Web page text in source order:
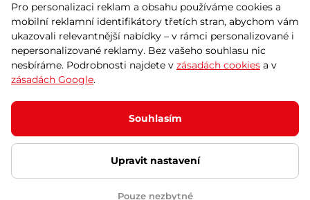
Půjčovna
obchodní podmínky
Kariéra
© 2026 SEVEN SPORT s.r.o Všechna práva vyhrazena
Podle zákona o evidenci tržeb je prodávající povinen vystavit
kupujícímu účtenku.
Zároveň je povinen zaevidovat přijatou tržbu u správce daně online; v
případě technického výpadku pak nejpozději do 48 hodin.
Ochrana osobních údajů Nastavení cookies Vnitřní oznamovací
systém Prohlášení přístupnosti
Pro personalizaci reklam a obsahu používáme cookies a
mobilní reklamní identifikátory třetích stran, abychom vám
ukazovali relevantnější nabídky – v rámci personalizované i
nepersonalizované reklamy. Bez vašeho souhlasu nic
nesbíráme. Podrobnosti najdete v zásadách cookies a v
zásadách Google.
Souhlasím
Upravit nastavení
Pouze nezbytné